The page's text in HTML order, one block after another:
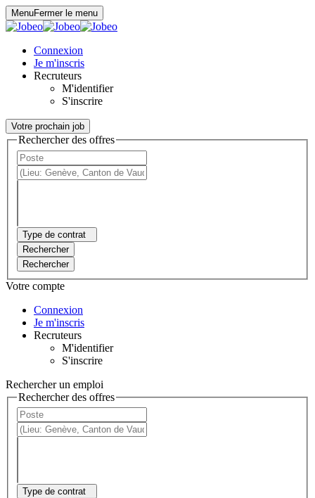
MenuFermer le menu
Connexion
Je m'inscris
Recruteurs
M'identifier
S'inscrire
Votre prochain job
Rechercher des offres
Type de contrat
Rechercher
Rechercher
Votre compte
Connexion
Je m'inscris
Recruteurs
M'identifier
S'inscrire
Rechercher un emploi
Rechercher des offres
Type de contrat
Panneau de gestion des cookies